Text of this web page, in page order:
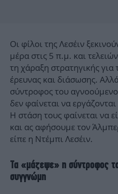
Οι φίλοι της Λεσέιν
μέρα στις 5 π.μ. και
τη χάραξη στρατηγικής
έρευνας και διάσωσης.
σύντροφος του
δεν φαίνεται να
Η στάση τους φαίνεται να
και ας αφήσουμε τον
είπε η Ντέμπι Λεσέιν.
Τα «μάζεψε» η σύντροφος
συγγνώμη